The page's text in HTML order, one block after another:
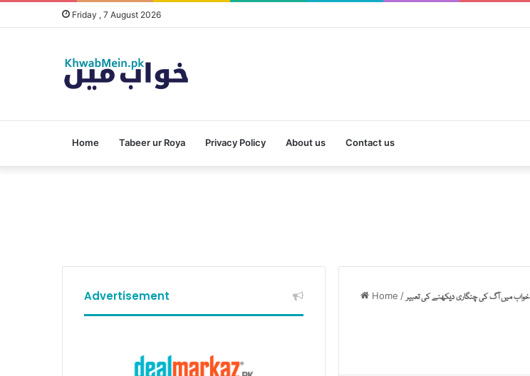
Friday , 7 August 2026
Home Tabeer ur Roya Privacy Policy About us Contact us
Home /خواب میں آگ کی چنگاری دیکھنے کی تعبیر Advertisement